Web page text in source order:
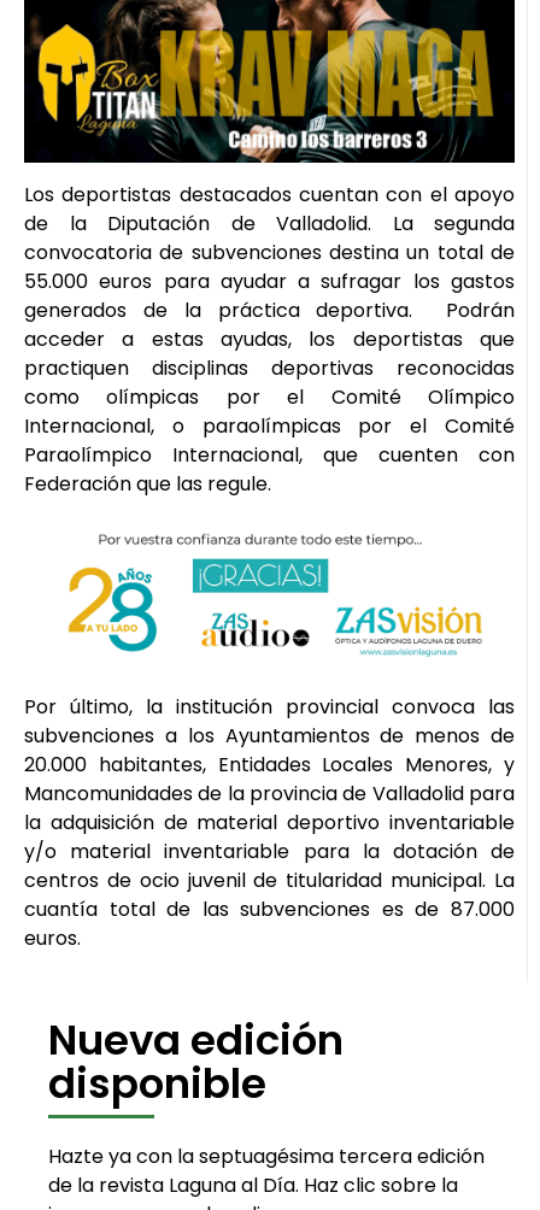
Los deportistas destacados cuentan con el apoyo
de la Diputación de Valladolid. La segunda
convocatoria de subvenciones destina un total de
55.000 euros para ayudar a sufragar los gastos
generados de la práctica deportiva. Podrán
acceder a estas ayudas, los deportistas que
practiquen disciplinas deportivas reconocidas
como olímpicas por el Comité Olímpico
Internacional, o paraolímpicas por el Comité
Paraolímpico Internacional, que cuenten con
Federación que las regule.
Por último, la institución provincial convoca las
subvenciones a los Ayuntamientos de menos de
20.000 habitantes, Entidades Locales Menores, y
Mancomunidades de la provincia de Valladolid para
la adquisición de material deportivo inventariable
y/o material inventariable para la dotación de
centros de ocio juvenil de titularidad municipal. La
cuantía total de las subvenciones es de 87.000
euros.
Nueva edición
disponible
Hazte ya con la septuagésima tercera edición
de la revista Laguna al Día. Haz clic sobre la